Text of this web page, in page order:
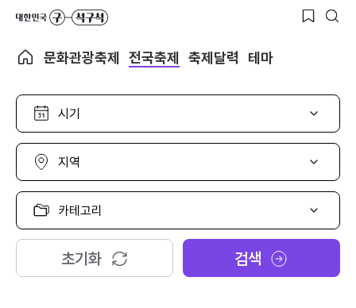
문화관광축제 전국축제 축제달력 테마
시
선
택
지
선
택
카
고
리
택
초기화 검색